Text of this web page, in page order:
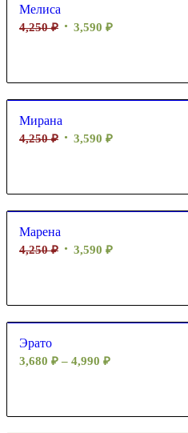
Мелиса
4,250₽ 3,590 ₽
Мирана
4,250₽ 3,590 ₽
Марена
4,250₽ 3,590 ₽
Эрато
3,680 ₽ – 4,990 ₽